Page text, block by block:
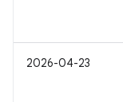
2026-04-23